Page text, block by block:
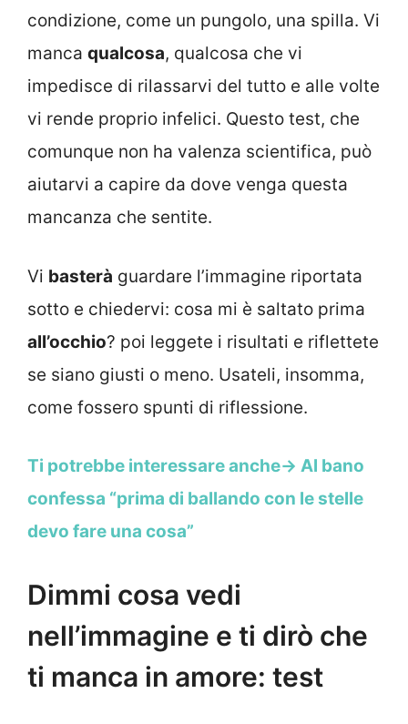
condizione, come un pungolo, una spilla. Vi
manca qualcosa, qualcosa che vi
impedisce di rilassarvi del tutto e alle volte
vi rende proprio infelici. Questo test, che
comunque non ha valenza scientifica, può
aiutarvi a capire da dove venga questa
mancanza che sentite.
Vi basterà guardare l’immagine riportata
sotto e chiedervi: cosa mi è saltato prima
all’occhio? poi leggete i risultati e riflettete
se siano giusti o meno. Usateli, insomma,
come fossero spunti di riflessione.
Ti potrebbe interessare anche-> Al bano
confessa “prima di ballando con le stelle
devo fare una cosa”
Dimmi cosa vedi
nell’immagine e ti dirò che
ti manca in amore: test